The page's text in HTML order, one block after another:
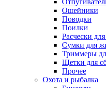
Ошейники
Поводки
Поилки
Расчески
Сумки для
Триммеры
Щетки для
Прочее
Охота и рыбалка